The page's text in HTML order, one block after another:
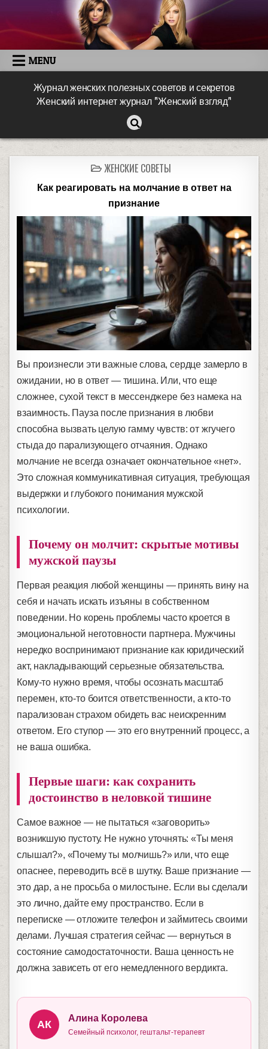
MENU
Журнал женских полезных советов и секретов
Женский интернет журнал "Женский взгляд"
ЖЕНСКИЕ СОВЕТЫ
Как реагировать на молчание в ответ на
признание
Вы произнесли эти важные слова, сердце замерло в
ожидании, но в ответ — тишина. Или, что еще
сложнее, сухой текст в мессенджере без намека на
взаимность. Пауза после признания в любви
способна вызвать целую гамму чувств: от жгучего
стыда до парализующего отчаяния. Однако
молчание не всегда означает окончательное «нет».
Это сложная коммуникативная ситуация, требующая
выдержки и глубокого понимания мужской
психологии.
Почему он молчит: скрытые мотивы
мужской паузы
Первая реакция любой женщины — принять вину на
себя и начать искать изъяны в собственном
поведении. Но корень проблемы часто кроется в
эмоциональной неготовности партнера. Мужчины
нередко воспринимают признание как юридический
акт, накладывающий серьезные обязательства.
Кому-то нужно время, чтобы осознать масштаб
перемен, кто-то боится ответственности, а кто-то
парализован страхом обидеть вас неискренним
ответом. Его ступор — это его внутренний процесс, а
не ваша ошибка.
Первые шаги: как сохранить
достоинство в неловкой тишине
Самое важное — не пытаться «заговорить»
возникшую пустоту. Не нужно уточнять: «Ты меня
слышал?», «Почему ты молчишь?» или, что еще
опаснее, переводить всё в шутку. Ваше признание —
это дар, а не просьба о милостыне. Если вы сделали
это лично, дайте ему пространство. Если в
переписке — отложите телефон и займитесь своими
делами. Лучшая стратегия сейчас — вернуться в
состояние самодостаточности. Ваша ценность не
должна зависеть от его немедленного вердикта.
АК Алина Королева
Семейный психолог, гештальт-терапевт